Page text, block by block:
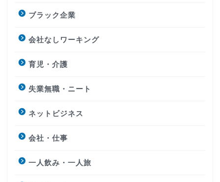
ブラック企業
会社なしワーキング
育児・介護
失業無職・ニート
ネットビジネス
会社・仕事
一人飲み・一人旅